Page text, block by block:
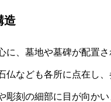
造
に、墓地や墓碑が配置さ
仏なども各所に点在し、
彫刻の細部に目が向か